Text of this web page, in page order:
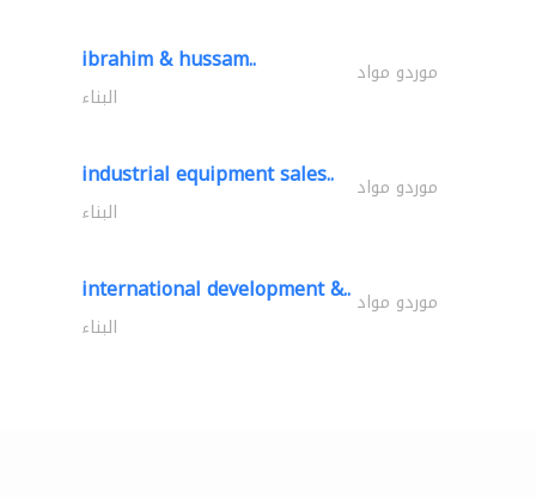
ibrahim & hussam.. موردو مواد
البناء
industrial equipment sales.. موردو مواد
البناء
international development &.. موردو مواد
البناء